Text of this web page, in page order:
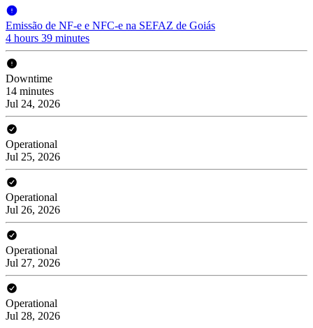
Emissão de NF-e e NFC-e na SEFAZ de Goiás
4 hours 39 minutes
Downtime
14 minutes
Jul 24, 2026
Operational
Jul 25, 2026
Operational
Jul 26, 2026
Operational
Jul 27, 2026
Operational
Jul 28, 2026